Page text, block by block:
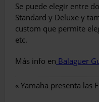
Se puede elegir entre
Standard y Deluxe y
custom que permite
etc.
Más info en Balaguer
« Yamaha presenta las FG TransAcoustic